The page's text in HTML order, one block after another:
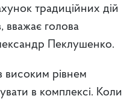
традиційних дій
вважає голова
Пеклушенко.
рівнем
в комплексі. Коли